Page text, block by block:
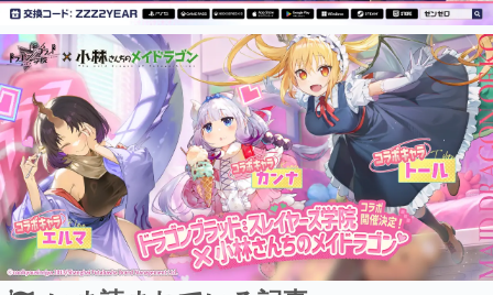
ピックアップ
電ファミのいま読まれている記事ランキング
アプリセール情報
インタビュー
連載・特集一覧